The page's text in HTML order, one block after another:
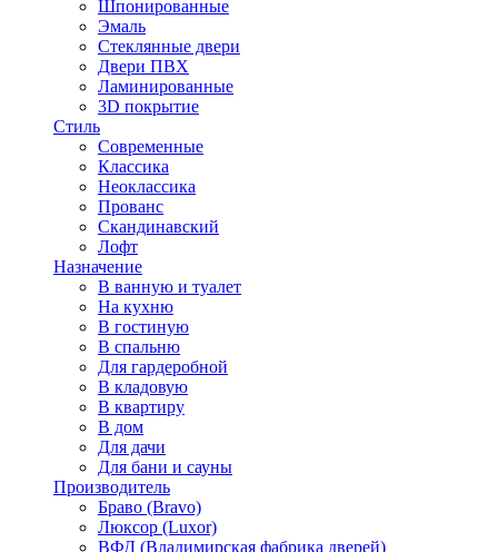
Шпонированные
Эмаль
Стеклянные двери
Двери ПВХ
Ламинированные
3D покрытие
Стиль
Современные
Классика
Неоклассика
Прованс
Скандинавский
Лофт
Назначение
В ванную и туалет
На кухню
В гостиную
В спальню
Для гардеробной
В кладовую
В квартиру
В дом
Для дачи
Для бани и сауны
Производитель
Браво (Bravo)
Люксор (Luxor)
ВФД (Владимирская фабрика дверей)